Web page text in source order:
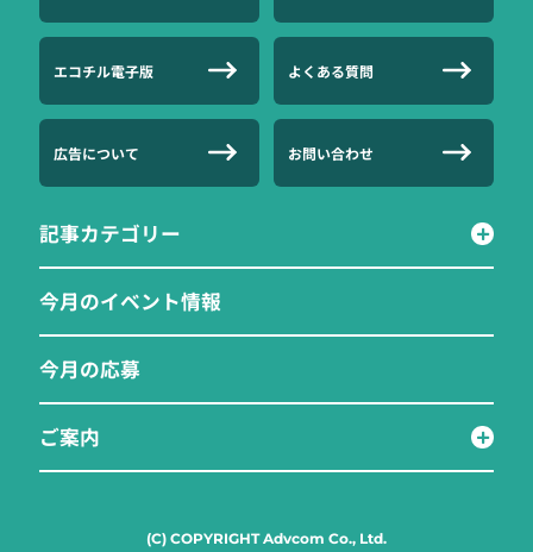
エコチル電子版 よくある質問
広告について お問い合わせ
記事カテゴリー
今月のイベント情報
今月の応募
ご案内
(C) COPYRIGHT Advcom Co., Ltd.